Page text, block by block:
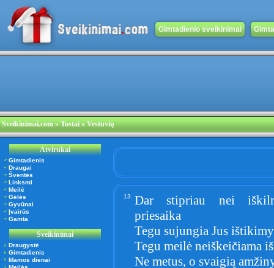
Gimtadienio sveikinimai
Sveikinimai.com» Tostai » Vestuvių
Atvirukai
Gimtadienis
Draugai
Šventės
Linksmi
Meilė
Gėlės
Gyvūnai
Įvairūs
Gamta
Sveikinimai
Draugystė
Gimtadienis
Mamos dienai
13. Dar stipriau nei
priesaika
Tegu sujungia Jus
Tegu meilė neiškeičiama
Ne metus, o svaigią